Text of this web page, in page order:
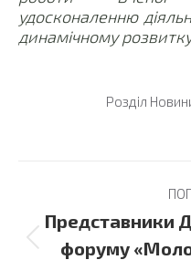
удосконаленню
динамічному
Розділ
navigation
Представники
форуму